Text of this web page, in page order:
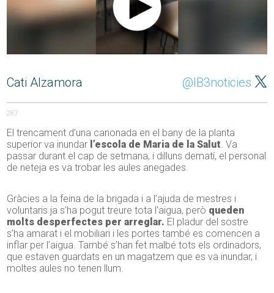
Cati Alzamora @IB3noticies
287
El trencament d’una canonada en el bany de la planta
superior va inundar l’escola de Maria de la Salut. Va
passar durant el cap de setmana, i dilluns dematí, el personal
de neteja es va trobar les aules anegades.
Gràcies a la feina de la brigada i a l’ajuda de mestres i
voluntaris ja s’ha pogut treure tota l’aigua, però queden
molts desperfectes per arreglar. El pladur del sostre
s’ha amarat i el mobiliari i les portes també es comencen a
inflar per l’aigua. També s’han fet malbé tots els ordinadors,
que estaven guardats en un magatzem que es va inundar, i
moltes aules no tenen llum.